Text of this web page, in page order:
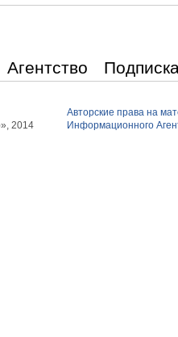
Агентство
2014
Авторские права на
Информационного